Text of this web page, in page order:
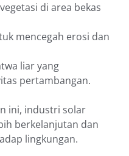
di area bekas
mencegah erosi dan
liar yang
pertambangan.
ini, industri solar
berkelanjutan dan
lingkungan.